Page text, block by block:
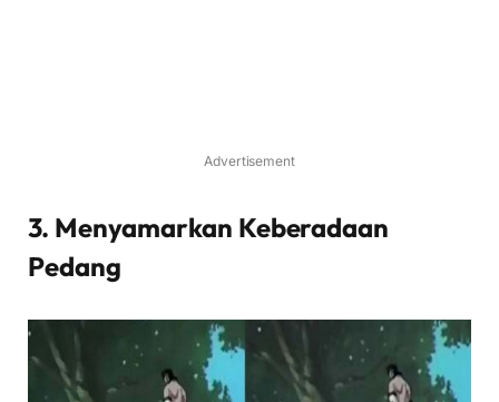
Advertisement
3. Menyamarkan Keberadaan
Pedang